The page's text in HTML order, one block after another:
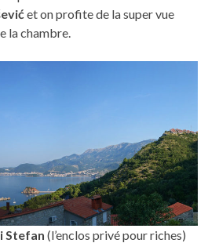
et on profite de la super vue
la chambre.
Stefan (l’enclos privé pour riches)